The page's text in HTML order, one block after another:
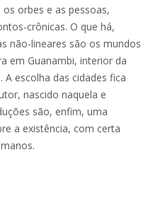
orbes e as pessoas,
crônicas. O que há,
não-lineares são os mundos
em Guanambi, interior da
A escolha das cidades fica
nascido naquela e
são, enfim, uma
a existência, com certa